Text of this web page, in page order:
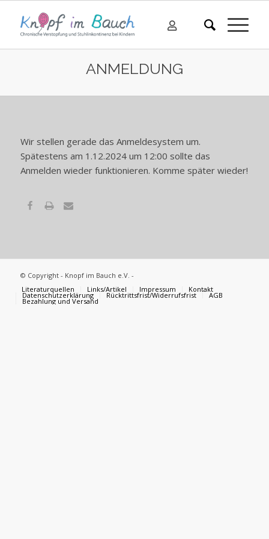
ANMELDUNG
Wir stellen gerade das Anmeldesystem um.
Spätestens am 1.12.2024 um 12:00 sollte das
Anmelden wieder funktionieren. Komme später wieder!
© Copyright - Knopf im Bauch e.V. -
Literaturquellen
Links/Artikel Impressum Kontakt
Datenschutzerklärung Rücktrittsfrist/Widerrufsfrist AGB
Bezahlung und Versand